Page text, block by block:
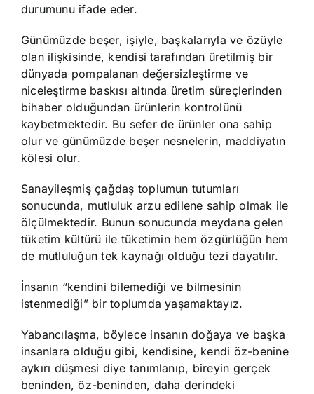
durumunu ifade eder.
Günümüzde beşer, işiyle, başkalarıyla ve özüyle
olan ilişkisinde, kendisi tarafından üretilmiş bir
dünyada pompalanan değersizleştirme ve
niceleştirme baskısı altında üretim süreçlerinden
bihaber olduğundan ürünlerin kontrolünü
kaybetmektedir. Bu sefer de ürünler ona sahip
olur ve günümüzde beşer nesnelerin, maddiyatın
kölesi olur.
Sanayileşmiş çağdaş toplumun tutumları
sonucunda, mutluluk arzu edilene sahip olmak ile
ölçülmektedir. Bunun sonucunda meydana gelen
tüketim kültürü ile tüketimin hem özgürlüğün hem
de mutluluğun tek kaynağı olduğu tezi dayatılır.
İnsanın “kendini bilemediği ve bilmesinin
istenmediği” bir toplumda yaşamaktayız.
Yabancılaşma, böylece insanın doğaya ve başka
insanlara olduğu gibi, kendisine, kendi öz-benine
aykırı düşmesi diye tanımlanıp, bireyin gerçek
beninden, öz-beninden, daha derindeki